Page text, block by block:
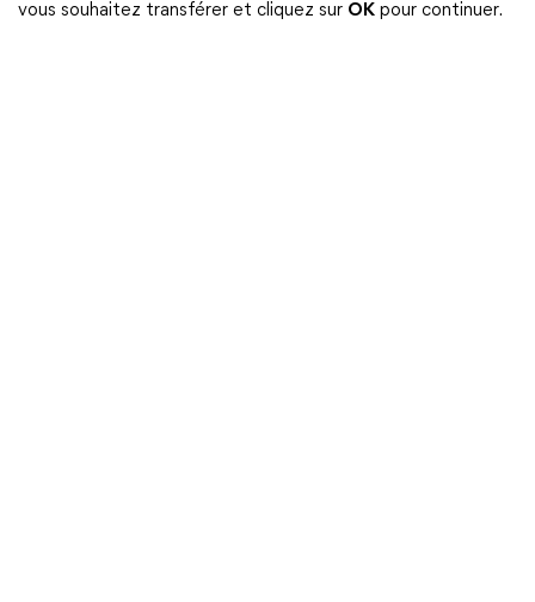
vous souhaitez transférer et cliquez sur OK pour continuer.